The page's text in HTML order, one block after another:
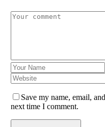
Save my name, email,
next time I comment.